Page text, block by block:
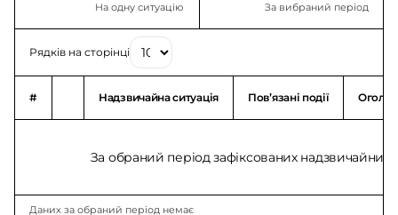
На одну ситуацію За вибраний період
Рядків на сторінці
# Надзвичайна ситуація Повʼязані події
За обраний період зафіксованих надзвичайних
Даних за обраний період немає